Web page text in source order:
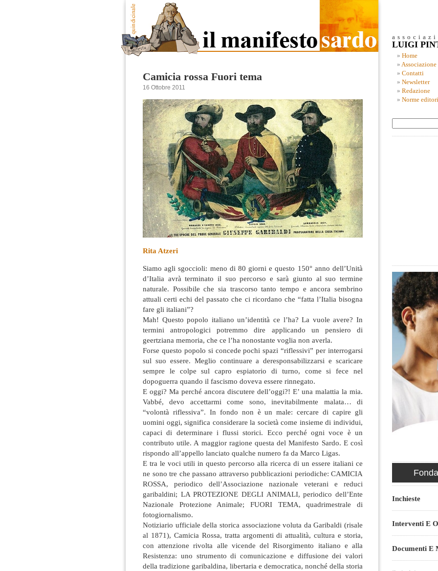
Camicia rossa Fuori tema
16 Ottobre 2011
Rita Atzeri
Siamo agli sgoccioli: meno di 80 giorni e questo 150° anno dell’Unità
d’Italia avrà terminato il suo percorso e sarà giunto al suo termine
naturale. Possibile che sia trascorso tanto tempo e ancora sembrino
attuali certi echi del passato che ci ricordano che “fatta l’Italia bisogna
fare gli italiani”?
Mah! Questo popolo italiano un’identità ce l’ha? La vuole avere? In
termini antropologici potremmo dire applicando un pensiero di
geertziana memoria, che ce l’ha nonostante voglia non averla.
Forse questo popolo si concede pochi spazi “riflessivi” per interrogarsi
sul suo essere. Meglio continuare a deresponsabilizzarsi e scaricare
sempre le colpe sul capro espiatorio di turno, come si fece nel
dopoguerra quando il fascismo doveva essere rinnegato.
E oggi? Ma perché ancora discutere dell’oggi?! E’ una malattia la mia.
Vabbé, devo accettarmi come sono, inevitabilmente malata… di
“volontà riflessiva”. In fondo non è un male: cercare di capire gli
uomini oggi, significa considerare la società come insieme di individui,
capaci di determinare i flussi storici. Ecco perché ogni voce è un
contributo utile. A maggior ragione questa del Manifesto Sardo. E così
rispondo all’appello lanciato qualche numero fa da Marco Ligas.
E tra le voci utili in questo percorso alla ricerca di un essere italiani ce
ne sono tre che passano attraverso pubblicazioni periodiche: CAMICIA
ROSSA, periodico dell’Associazione nazionale veterani e reduci
garibaldini; LA PROTEZIONE DEGLI ANIMALI, periodico dell’Ente
Nazionale Protezione Animale; FUORI TEMA, quadrimestrale di
fotogiornalismo.
Notiziario ufficiale della storica associazione voluta da Garibaldi (risale
al 1871), Camicia Rossa, tratta argomenti di attualità, cultura e storia,
con attenzione rivolta alle vicende del Risorgimento italiano e alla
Resistenza: uno strumento di comunicazione e diffusione dei valori
della tradizione garibaldina, libertaria e democratica, nonché della storia
LUIGI
Home
Associazione
Contatti
Newsletter
Redazione
Norme
Inchieste
Interventi E
Documenti E